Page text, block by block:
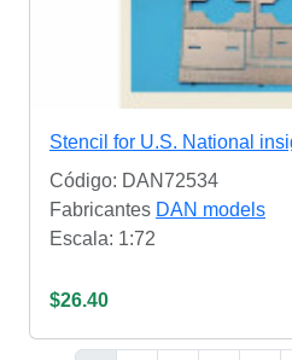
Stencil for U.S. National
Código: DAN72534
Fabricantes DAN models
Escala: 1:72
$26.40